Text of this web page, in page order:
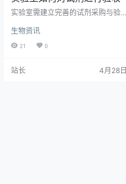
实验室需建立完善的试剂采购与验
应签订明确供货时限与质量要求的
合同，并可协商分批或长期供货。
键技术参数检验。大批量采购可进
生物资讯
21 0
站长 4月28日